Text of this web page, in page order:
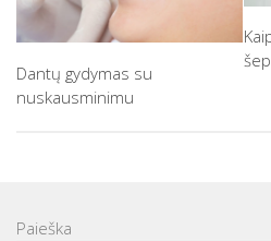
Dantų gydymas su
nuskausminimu
Paieška